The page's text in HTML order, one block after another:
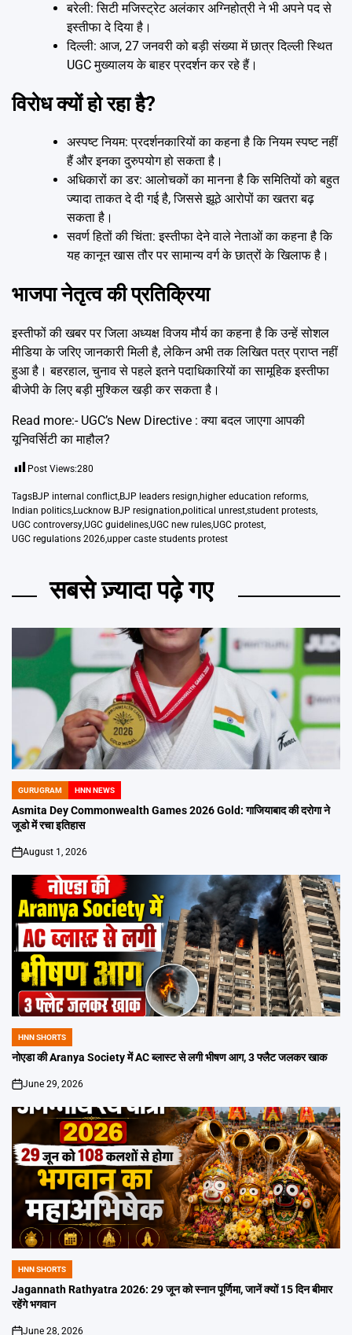
बरेली: सिटी मजिस्ट्रेट अलंकार अग्निहोत्री ने भी अपने पद से
इस्तीफा दे दिया है।
दिल्ली: आज, 27 जनवरी को बड़ी संख्या में छात्र दिल्ली स्थित
UGC मुख्यालय के बाहर प्रदर्शन कर रहे हैं।
विरोध क्यों हो रहा है?
अस्पष्ट नियम: प्रदर्शनकारियों का कहना है कि नियम स्पष्ट नहीं
हैं और इनका दुरुपयोग हो सकता है।
अधिकारों का डर: आलोचकों का मानना है कि समितियों को बहुत
ज्यादा ताकत दे दी गई है, जिससे झूठे आरोपों का खतरा बढ़
सकता है।
सवर्ण हितों की चिंता: इस्तीफा देने वाले नेताओं का कहना है कि
यह कानून खास तौर पर सामान्य वर्ग के छात्रों के खिलाफ है।
भाजपा नेतृत्व की प्रतिक्रिया
इस्तीफों की खबर पर जिला अध्यक्ष विजय मौर्य का कहना है कि उन्हें सोशल
मीडिया के जरिए जानकारी मिली है, लेकिन अभी तक लिखित पत्र प्राप्त नहीं
हुआ है। बहरहाल, चुनाव से पहले इतने पदाधिकारियों का सामूहिक इस्तीफा
बीजेपी के लिए बड़ी मुश्किल खड़ी कर सकता है।
Read more:- UGC’s New Directive : क्या बदल जाएगा आपकी
यूनिवर्सिटी का माहौल?
Post Views:280
TagsBJP internal conflict BJP leaders resign higher education reforms
Indian politics Lucknow BJP resignation political unreststudent protests
UGC controversyUGC guidelinesUGC new rulesUGC protest
UGC regulations 2026upper caste students protest
सबसे ज़्यादा पढ़े गए
POSTED
IN
GURUGRAM HNN NEWS
Asmita Dey Commonwealth Games 2026 Gold: गाजियाबाद की दरोगा ने
जूडो में रचा इतिहास
on
August 1, 2026
POSTED
IN
HNN SHORTS
नोएडा की Aranya Society में AC ब्लास्ट से लगी भीषण आग, 3 फ्लैट जलकर खाक
on
June 29, 2026
POSTED
IN
HNN SHORTS
Jagannath Rathyatra 2026: 29 जून को स्नान पूर्णिमा, जानें क्यों 15 दिन बीमार
रहेंगे भगवान
June 28, 2026